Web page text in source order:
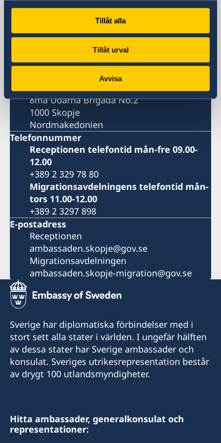
Tillåt alla
Tillåt urval
Avvisa
Sveriges ambassad i Skopje
Besöksadress
8ma Udarna Brigada No.2
Skopje
8ma Udarna Brigada No.2
1000 Skopje
Nordmakedonien
Telefonnummer
Receptionen telefontid mån-fre 09.00-
12.00
+389 2 329 78 80
Migrationsavdelningens telefontid mån-
tors 11.00-12.00
+389 2 3297 898
E-postadress
Receptionen
ambassaden.skopje@gov.se
Migrationsavdelningen
ambassaden.skopje-migration@gov.se
Sverige har diplomatiska förbindelser med i
stort sett alla stater i världen. I ungefär hälften
av dessa stater har Sverige ambassader och
konsulat. Sveriges utrikesrepresentation består
av drygt 100 utlandsmyndigheter.
Hitta ambassader, generalkonsulat och
representationer: